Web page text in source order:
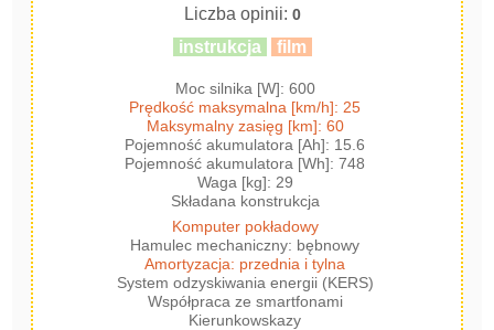
Liczba opinii:0
instrukcja film
Moc silnika [W]: 600
Prędkość maksymalna [km/h]: 25
Maksymalny zasięg [km]: 60
Pojemność akumulatora [Ah]: 15.6
Pojemność akumulatora [Wh]: 748
Waga [kg]: 29
Składana konstrukcja
Komputer pokładowy
Hamulec mechaniczny: bębnowy
Amortyzacja: przednia i tylna
System odzyskiwania energii (KERS)
Współpraca ze smartfonami
Kierunkowskazy